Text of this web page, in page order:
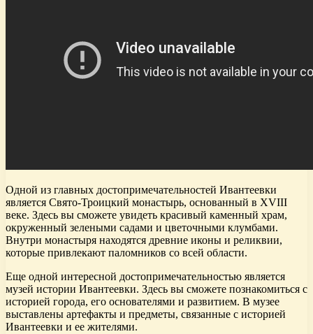
Одной из главных достопримечательностей Ивантеевки
является Свято-Троицкий монастырь, основанный в XVIII
веке. Здесь вы сможете увидеть красивый каменный храм,
окруженный зелеными садами и цветочными клумбами.
Внутри монастыря находятся древние иконы и реликвии,
которые привлекают паломников со всей области.
Еще одной интересной достопримечательностью является
музей истории Ивантеевки. Здесь вы сможете познакомиться с
историей города, его основателями и развитием. В музее
выставлены артефакты и предметы, связанные с историей
Ивантеевки и ее жителями.